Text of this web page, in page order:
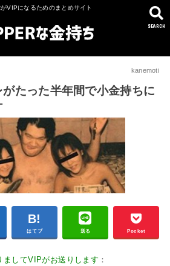
VIPになるためのまとめサイト
SEARCH
kanemoti
たった半年間で小金持ちに
はてブ 送る Pocket
ましてVIPがお送りします ：